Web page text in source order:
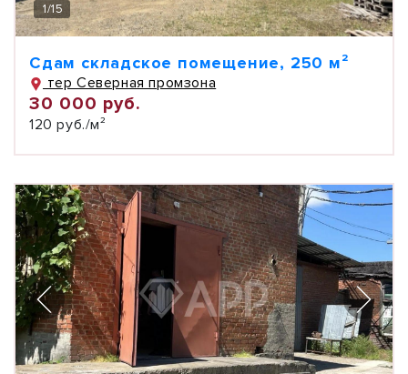
1/15
Сдам складское помещение, 250 м²
тер Северная промзона
30 000 руб.
120 руб./м²